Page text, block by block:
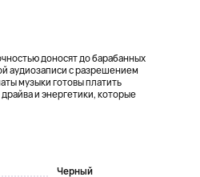
доносят до барабанных
аудиозаписи с разрешением
музыки готовы платить
и энергетики, которые
Черный